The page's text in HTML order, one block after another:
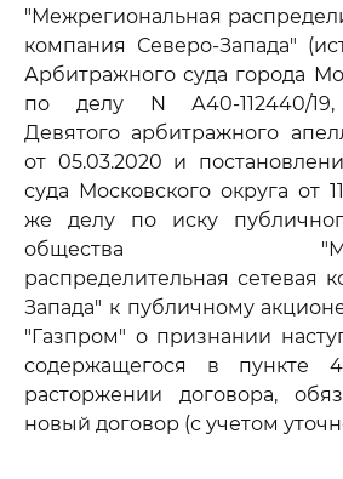
"Межрегиональная
компания Северо-Запада"
Арбитражного суда города
по делу N А40-112440/19,
Девятого арбитражного
от 05.03.2020 и
суда Московского округа от
же делу по иску
общества
распределительная сетевая
Запада" к публичному
"Газпром" о признании
содержащегося в пункте
расторжении договора,
новый договор (с учетом